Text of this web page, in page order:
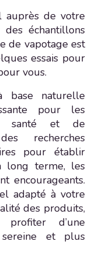
auprès de votre
échantillons
de vapotage est
essais pour
vous.
base naturelle
pour les
santé et de
recherches
pour établir
long terme, les
encourageants.
adapté à votre
des produits,
profiter d’une
et plus